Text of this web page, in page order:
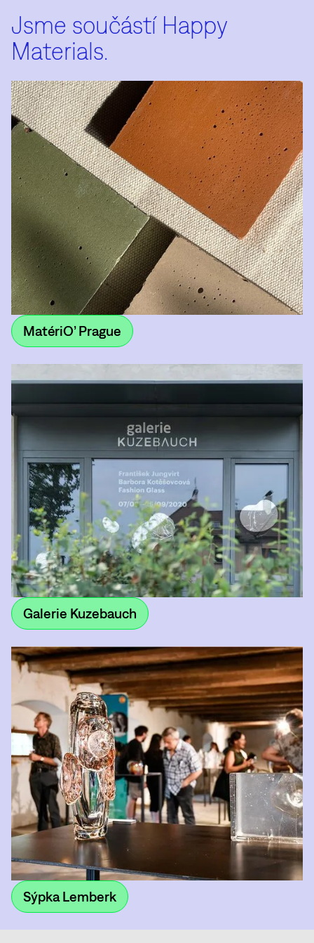
Jsme součástí Happy
Materials.
MatériO’ Prague
Galerie Kuzebauch
Sýpka Lemberk